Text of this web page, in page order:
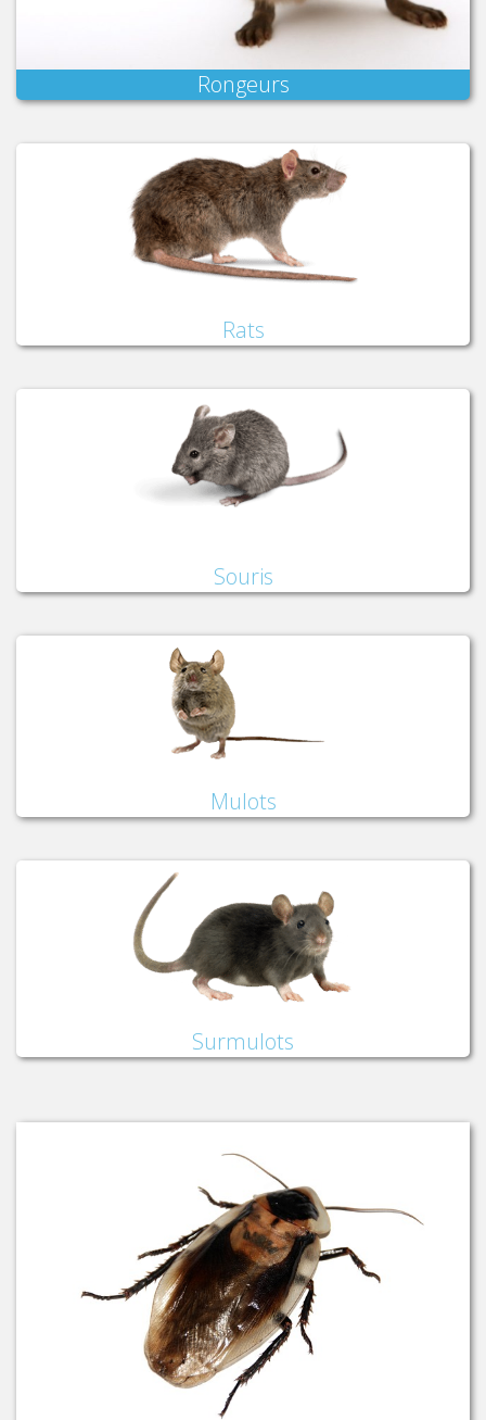
Rongeurs
Rats
Souris
Mulots
Surmulots